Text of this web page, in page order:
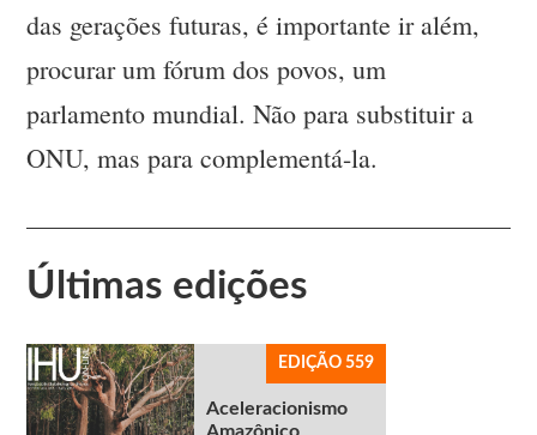
das gerações futuras, é importante ir além,
procurar um fórum dos povos, um
parlamento mundial. Não para substituir a
ONU, mas para complementá-la.
Últimas edições
EDIÇÃO 559
Aceleracionismo